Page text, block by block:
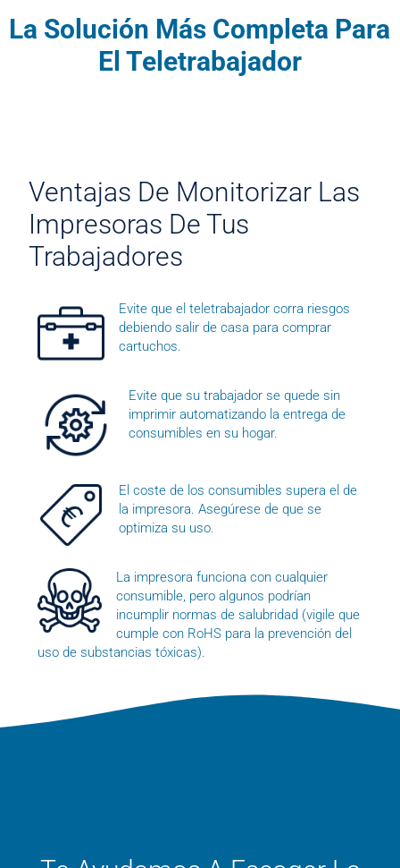
La Solución Más Completa Para
El Teletrabajador
Ventajas De Monitorizar Las
Impresoras De Tus
Trabajadores
Evite que el teletrabajador corra riesgos
debiendo salir de casa para comprar
cartuchos.
Evite que su trabajador se quede sin
imprimir automatizando la entrega de
consumibles en su hogar.
El coste de los consumibles supera el de
la impresora. Asegúrese de que se
optimiza su uso.
La impresora funciona con cualquier
consumible, pero algunos podrían
incumplir normas de salubridad (vigile que
cumple con RoHS para la prevención del
uso de substancias tóxicas).